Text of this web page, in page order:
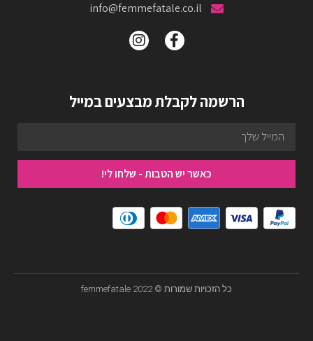
info@femmefatale.co.il
הרשמה לקבלת מבצעים במייל
כאשר יש הטבות - שלחו לי!
כל הזכויות שמורות © femmefatale 2022